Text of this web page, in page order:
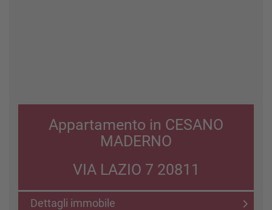
Appartamento in CESANO
MADERNO
VIA LAZIO 7 20811
Dettagli immobile